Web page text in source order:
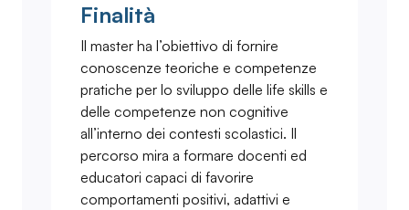
Finalità
Il master ha l’obiettivo di fornire
conoscenze teoriche e competenze
pratiche per lo sviluppo delle life skills e
delle competenze non cognitive
all’interno dei contesti scolastici. Il
percorso mira a formare docenti ed
educatori capaci di favorire
comportamenti positivi, adattivi e